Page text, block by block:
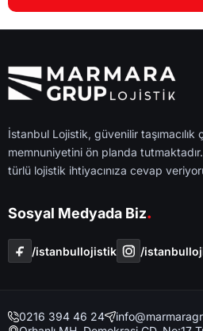
İstanbul Lojistik, güvenilir
memnuniyetini ön planda
türlü lojistik ihtiyacınıza cevap
Sosyal Medyada Biz.
/i̇stanbullojistik /
0216 394 46 24